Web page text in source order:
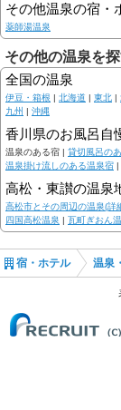
その他温泉の宿・
薬師湯温泉
その他の温泉を
全国の温泉
伊豆・箱根 | 北海道 | 東北 |
九州 | 沖縄
香川県のお風呂自
温泉のある宿 | 貸切風呂の
温泉掛け流しのある温泉宿 |
高松・東讃の温泉
高松市とその周辺の温泉(詳
四国高松温泉 | 瓦町ぎおん
宿・ホテル 温泉